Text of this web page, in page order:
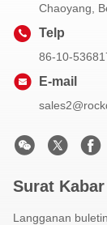
Chaoyang,
Telp
86-10-
E-mail
Surat
Langganan